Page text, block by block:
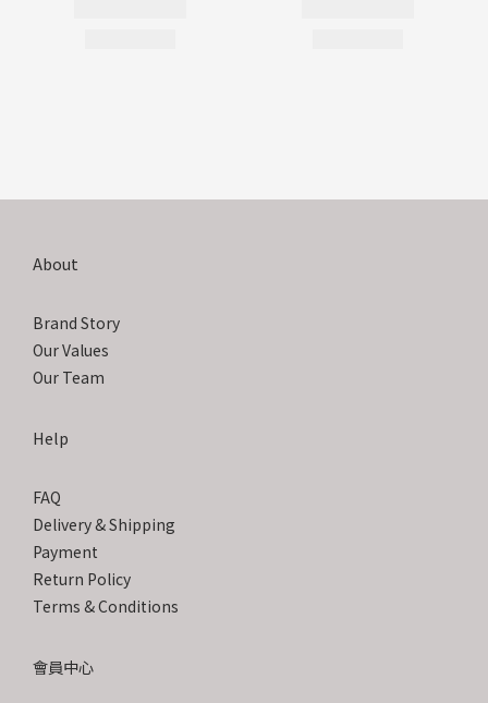
About
Brand Story
Our Values
Our Team
Help
FAQ
Delivery & Shipping
Payment
Return Policy
Terms & Conditions
會員中心